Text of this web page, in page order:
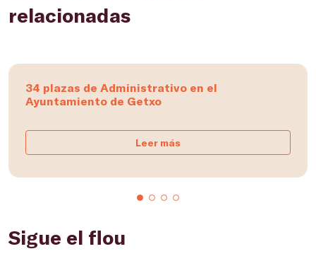
relacionadas
34 plazas de Administrativo en el
Ayuntamiento de Getxo
Leer más
Sigue el flou